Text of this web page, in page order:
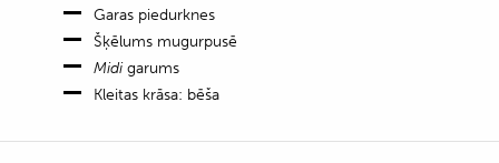
Garas piedurknes
Šķēlums mugurpusē
Midigarums
Kleitas krāsa: bēša